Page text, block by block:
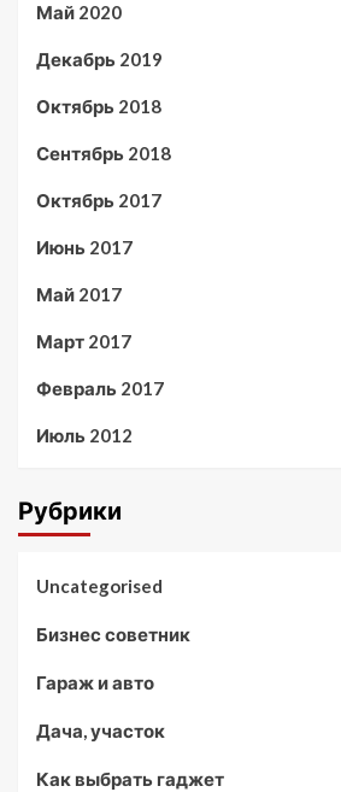
Май 2020
Декабрь 2019
Октябрь 2018
Сентябрь 2018
Октябрь 2017
Июнь 2017
Май 2017
Март 2017
Февраль 2017
Июль 2012
Рубрики
Uncategorised
Бизнес советник
Гараж и авто
Дача, участок
Как выбрать гаджет